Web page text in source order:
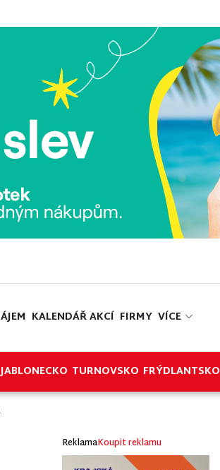
KALENDÁŘ AKCÍ FIRMY VÍCE
JABLONECKO TURNOVSKO FRÝDLANTSKO
ReklamaKoupit reklamu